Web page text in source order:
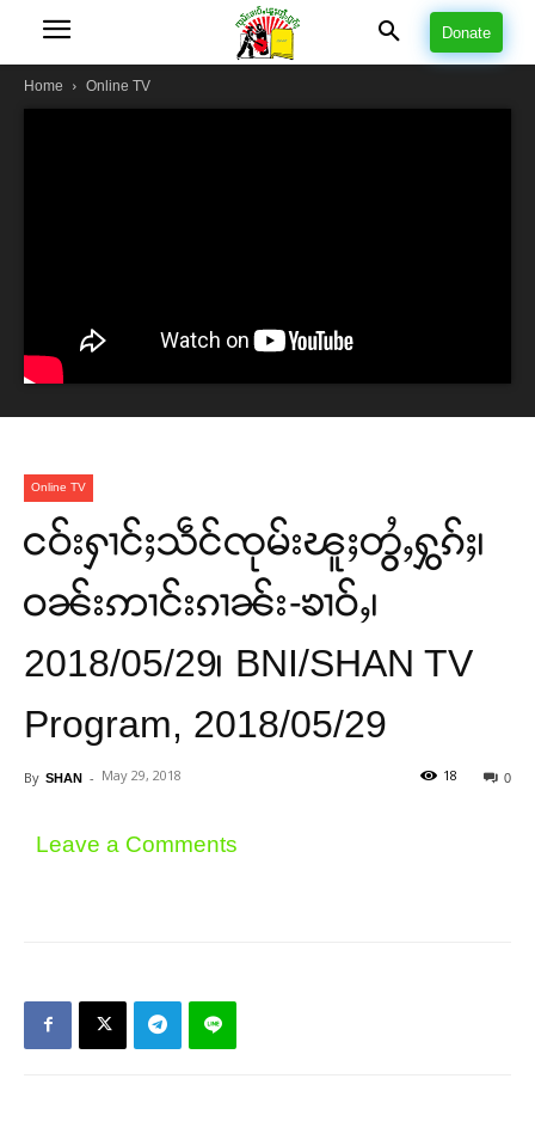
Donate
Home Online TV
Online TV
ငဝ်းႁၢင်ႈသဵင်ၸုမ်းၽူႈတွႆႇႁွၵ်ႈ၊
ဝၼ်းဢၢင်းၵၢၼ်း-ၶၢဝ်ႇ၊
2018/05/29၊ BNI/SHAN TV
Program, 2018/05/29
By SHAN - May 29, 2018 0
18
Leave a Comments